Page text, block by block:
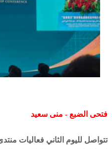
فتحى الضبع - منى سعيد
تتواصل لليوم الثاني فعاليات